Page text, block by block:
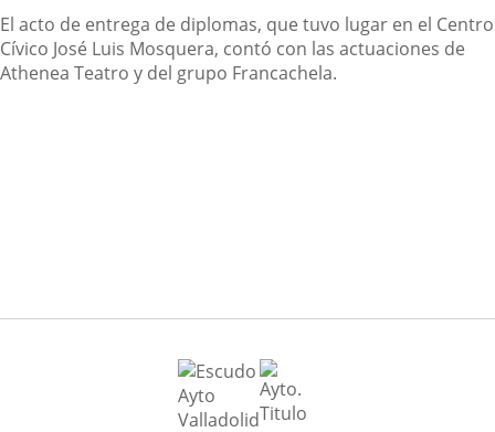
El acto de entrega de diplomas, que tuvo lugar en el Centro
Cívico José Luis Mosquera, contó con las actuaciones de
Athenea Teatro y del grupo Francachela.